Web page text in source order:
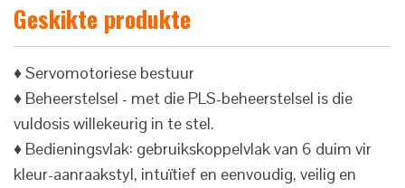
Geskikte produkte
♦ Servomotoriese bestuur
♦ Beheerstelsel - met die PLS-beheerstelsel is die
vuldosis willekeurig in te stel.
♦ Bedieningsvlak: gebruikskoppelvlak van 6 duim vir
kleur-aanraakstyl, intuïtief en eenvoudig, veilig en